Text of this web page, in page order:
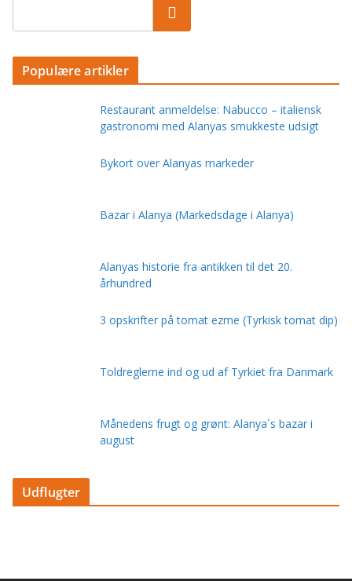
Populære artikler
Restaurant anmeldelse: Nabucco – italiensk
gastronomi med Alanyas smukkeste udsigt
Bykort over Alanyas markeder
Bazar i Alanya (Markedsdage i Alanya)
Alanyas historie fra antikken til det 20.
århundred
3 opskrifter på tomat ezme (Tyrkisk tomat dip)
Toldreglerne ind og ud af Tyrkiet fra Danmark
Månedens frugt og grønt: Alanya´s bazar i
august
Udflugter